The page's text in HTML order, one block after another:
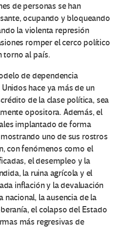
de personas se han
ocupando y bloqueando
la violenta represión
romper el cerco político
torno al país.
de dependencia
hace ya más de un
de la clase política, sea
opositora. Además, el
implantado de forma
uno de sus rostros
con fenómenos como el
el desempleo y la
la ruina agrícola y el
inflación y la devaluación
la ausencia de la
el colapso del Estado
más regresivas de